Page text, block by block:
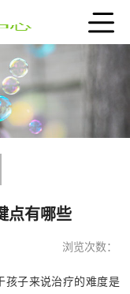
点有哪些
浏览次数：
孩子来说治疗的难度是